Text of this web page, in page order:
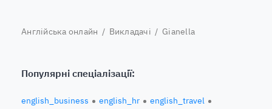
Англійська онлайн / Викладачі / Gianella
Популярні спеціалізації:
english_business english_hr english_travel